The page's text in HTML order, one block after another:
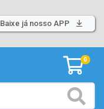
Baixe já nosso APP
0